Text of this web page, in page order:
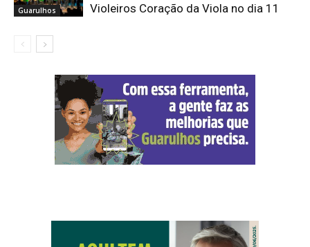
Guarulhos
Violeiros Coração da Viola no dia 11